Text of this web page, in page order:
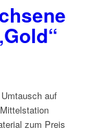
auf
zum Preis